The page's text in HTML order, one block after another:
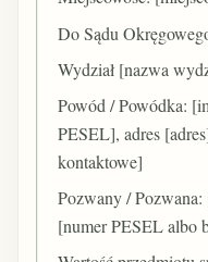
Do Sądu
Wydział [nazwa
Powód / Powódka:
PESEL], adres
kontaktowe]
Pozwany /
[numer PESEL albo